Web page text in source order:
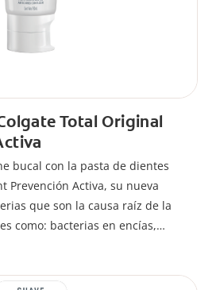
Total Original
bucal con la pasta de dientes
Prevención Activa, su nueva
que son la causa raíz de la
como: bacterias en encías,